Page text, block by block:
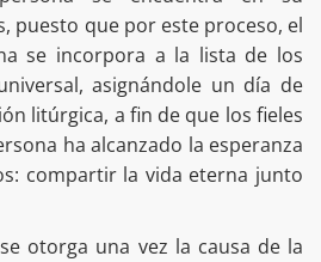
puesto que por este proceso, el
se incorpora a la lista de los
asignándole un día de
litúrgica, a fin de que los fieles
ha alcanzado la esperanza
compartir la vida eterna junto
otorga una vez la causa de la